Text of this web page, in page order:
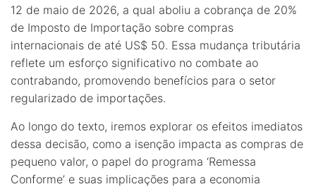
12 de maio de 2026, a qual aboliu a cobrança de 20%
de Imposto de Importação sobre compras
internacionais de até US$ 50. Essa mudança tributária
reflete um esforço significativo no combate ao
contrabando, promovendo benefícios para o setor
regularizado de importações.
Ao longo do texto, iremos explorar os efeitos imediatos
dessa decisão, como a isenção impacta as compras de
pequeno valor, o papel do programa ‘Remessa
Conforme’ e suas implicações para a economia